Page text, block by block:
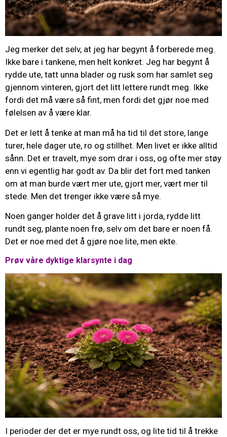
Jeg merker det selv, at jeg har begynt å forberede meg.
Ikke bare i tankene, men helt konkret. Jeg har begynt å
rydde ute, tatt unna blader og rusk som har samlet seg
gjennom vinteren, gjort det litt lettere rundt meg. Ikke
fordi det må være så fint, men fordi det gjør noe med
følelsen av å være klar.
Det er lett å tenke at man må ha tid til det store, lange
turer, hele dager ute, ro og stillhet. Men livet er ikke alltid
sånn. Det er travelt, mye som drar i oss, og ofte mer støy
enn vi egentlig har godt av. Da blir det fort med tanken
om at man burde vært mer ute, gjort mer, vært mer til
stede. Men det trenger ikke være så mye.
Noen ganger holder det å grave litt i jorda, rydde litt
rundt seg, plante noen frø, selv om det bare er noen få.
Det er noe med det å gjøre noe lite, men ekte.
Prøv våre dyktige klarsynte i dag
I perioder der det er mye rundt oss, og lite tid til å trekke